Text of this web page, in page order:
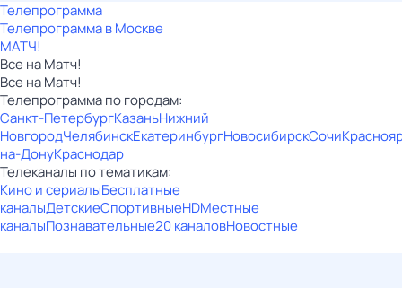
Телепрограмма
Телепрограмма в Москве
МАТЧ!
Все на Матч!
Все на Матч!
Телепрограмма по городам:
Санкт-ПетербургКазаньНижний
НовгородЧелябинскЕкатеринбургНовосибирскСочи
на-ДонуКраснодар
Телеканалы по тематикам:
Кино и сериалыБесплатные
каналыДетскиеСпортивныеHDМестные
каналыПознавательные20 каналовНовостные